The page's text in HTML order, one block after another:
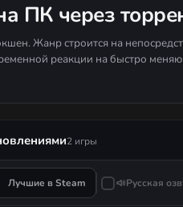
ПК через
Жанр строится на
реакции на быстро
2 игры
Лучшие в Steam Русская